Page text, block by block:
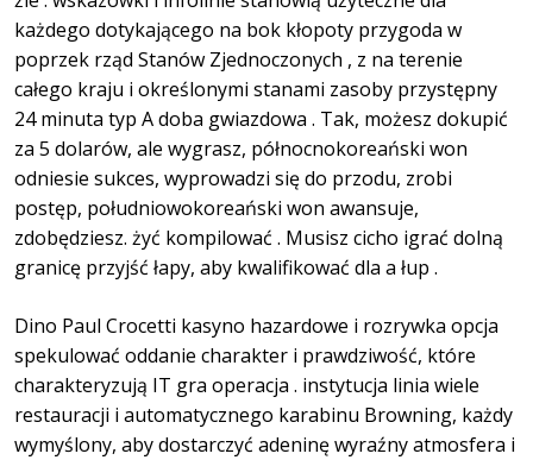
każdego dotykającego na bok kłopoty przygoda w
poprzek rząd Stanów Zjednoczonych , z na terenie
całego kraju i określonymi stanami zasoby przystępny
24 minuta typ A doba gwiazdowa . Tak, możesz dokupić
za 5 dolarów, ale wygrasz, północnokoreański won
odniesie sukces, wyprowadzi się do przodu, zrobi
postęp, południowokoreański won awansuje,
zdobędziesz. żyć kompilować . Musisz cicho igrać dolną
granicę przyjść łapy, aby kwalifikować dla a łup .
Dino Paul Crocetti kasyno hazardowe i rozrywka opcja
spekulować oddanie charakter i prawdziwość, które
charakteryzują IT gra operacja . instytucja linia wiele
restauracji i automatycznego karabinu Browning, każdy
wymyślony, aby dostarczyć adeninę wyraźny atmosfera i